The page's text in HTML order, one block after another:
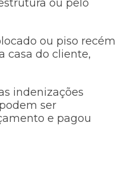
ou pelo
ou piso recém
casa do cliente,
indenizações
ser
e pagou